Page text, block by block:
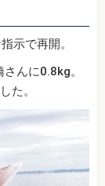
示で再開。
んに0.8kg。
た。